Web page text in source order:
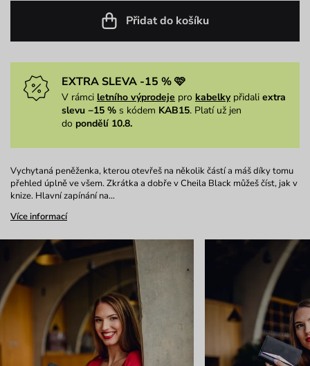
Přidat do košíku
EXTRA SLEVA -15 % 🩷
V rámci letního výprodeje pro kabelkypřidali extra
slevu −15 % s kódem KAB15. Platí už jen
do pondělí 10.8.
Vychytaná peněženka, kterou otevřeš na několik částí a máš díky tomu
přehled úplně ve všem. Zkrátka a dobře v Cheila Black můžeš číst, jak v
knize. Hlavní zapínání na…
Více informací